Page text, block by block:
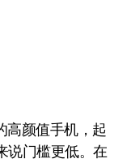
颜值手机，起
说门槛更低。在